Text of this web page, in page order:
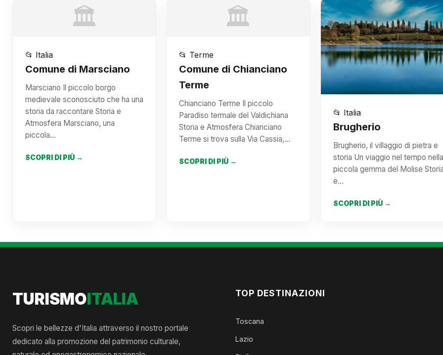
🏛️
📂 Italia
Comune di Marsciano
Marsciano Il piccolo borgo
medievale sconosciuto che ha una
storia da raccontare Storia e
Atmosfera Marsciano, una
piccola…
SCOPRI DI PIÙ →
🏛️
📂 Terme
Comune di Chianciano
Terme
Chianciano Terme Il piccolo
Paradiso termale del Valdichiana
Storia e Atmosfera Chianciano
Terme si trova sulla Via Cassia,…
SCOPRI DI PIÙ →
📂 Italia
Brugherio
Brugherio, il villaggio di pietra e
storia Un viaggio nel tempo nella
piccola gemma del Molise Storia
e…
SCOPRI DI PIÙ →
TURISMOITALIA
Scopri le bellezze d'Italia attraverso il nostro portale
dedicato alla promozione del patrimonio culturale,
TOP DESTINAZIONI
Toscana
Lazio